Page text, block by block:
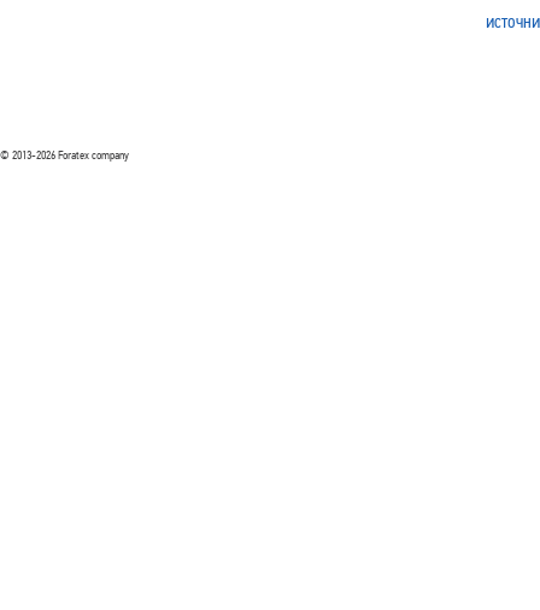
© 2013-2026 Foratex company